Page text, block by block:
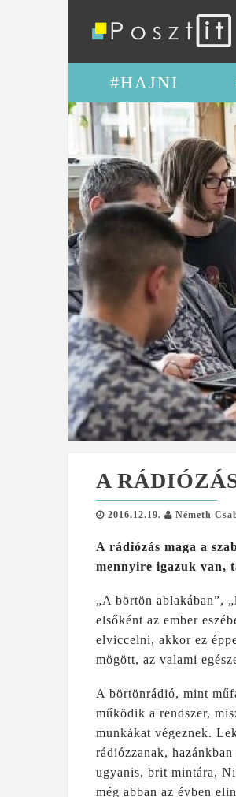
#HAJNI
A
2016.12.19. Németh
A rádiózás maga a
mennyire igazuk van,
„A börtön ablakában”,
elsőként az ember
elviccelni, akkor ez
mögött, az valami
A börtönrádió, mint
működik a rendszer,
munkákat végeznek.
rádiózzanak,
ugyanis, brit mintára,
még abban az évben